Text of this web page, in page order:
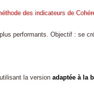
des indicateurs de
performants. Objectif : se
utilisant la version adaptée à la